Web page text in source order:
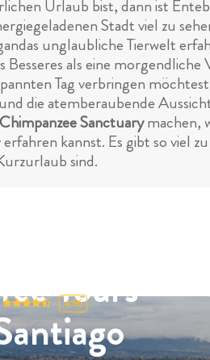
Urlaub bist, dann ist
Stadt viel zu
unglaubliche Tierwelt
als eine
Tag verbringen
die atemberaubende
Sanctuarymachen,
kannst. Es gibt so viel
sind.
Tours
4.96